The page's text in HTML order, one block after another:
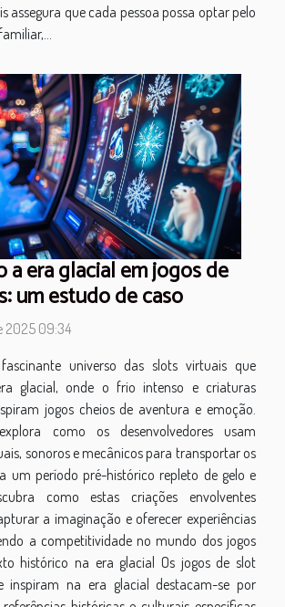
assegura que cada pessoa possa optar pelo
a era glacial em jogos de
um estudo de caso
2025 09:34
universo das slots virtuais que
glacial, onde o frio intenso e criaturas
jogos cheios de aventura e emoção.
como os desenvolvedores usam
sonoros e mecânicos para transportar os
um período pré-histórico repleto de gelo e
como estas criações envolventes
a imaginação e oferecer experiências
a competitividade no mundo dos jogos
histórico na era glacial Os jogos de slot
inspiram na era glacial destacam-se por